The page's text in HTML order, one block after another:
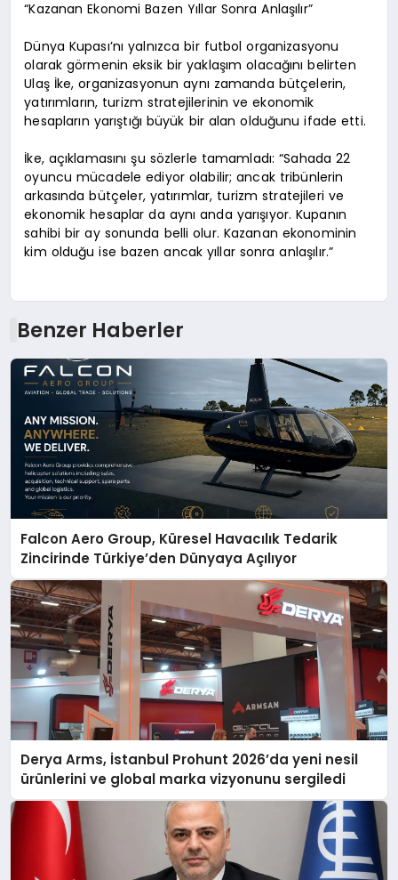
“Kazanan Ekonomi Bazen Yıllar Sonra Anlaşılır”
Dünya Kupası’nı yalnızca bir futbol organizasyonu
olarak görmenin eksik bir yaklaşım olacağını belirten
Ulaş İke, organizasyonun aynı zamanda bütçelerin,
yatırımların, turizm stratejilerinin ve ekonomik
hesapların yarıştığı büyük bir alan olduğunu ifade etti.
İke, açıklamasını şu sözlerle tamamladı: “Sahada 22
oyuncu mücadele ediyor olabilir; ancak tribünlerin
arkasında bütçeler, yatırımlar, turizm stratejileri ve
ekonomik hesaplar da aynı anda yarışıyor. Kupanın
sahibi bir ay sonunda belli olur. Kazanan ekonominin
kim olduğu ise bazen ancak yıllar sonra anlaşılır.”
Benzer Haberler
Falcon Aero Group, Küresel Havacılık Tedarik
Zincirinde Türkiye’den Dünyaya Açılıyor
Derya Arms, İstanbul Prohunt 2026’da yeni nesil
ürünlerini ve global marka vizyonunu sergiledi